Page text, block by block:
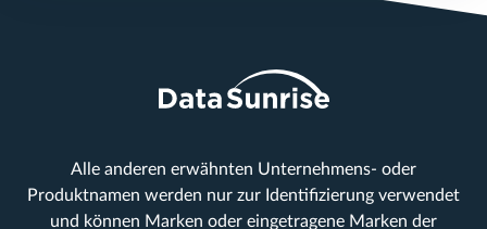
Alle anderen erwähnten Unternehmens- oder
Produktnamen werden nur zur Identifizierung verwendet
und können Marken oder eingetragene Marken der